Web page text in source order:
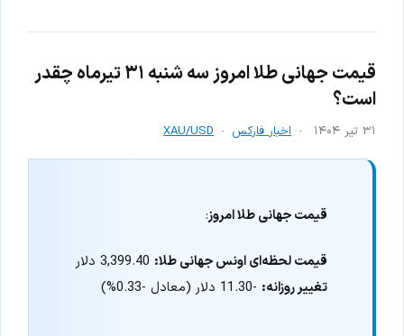
قیمت جهانی طلا امروز سه شنبه ۳۱ تیرماه چقدر
است؟
۳۱ تیر ۱۴۰۴ اخبار فارکس XAU/USD
قیمت جهانی طلا امروز:
قیمت لحظه‌ای اونس جهانی طلا:
تغییر روزانه: -11.30 دلار (معادل -0.33%)